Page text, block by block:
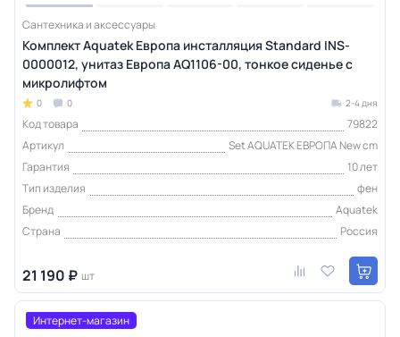
Сантехника и аксессуары
Комплект Aquatek Европа инсталляция Standard INS-
0000012, унитаз Европа AQ1106-00, тонкое сиденье с
микролифтом
0 0 2-4 дня
Код товара
79822
Артикул
Set AQUATEK ЕВРОПА New cm
Гарантия
10 лет
Тип изделия
фен
Бренд
Aquatek
Страна
Россия
21 190 ₽ шт
Интернет-магазин